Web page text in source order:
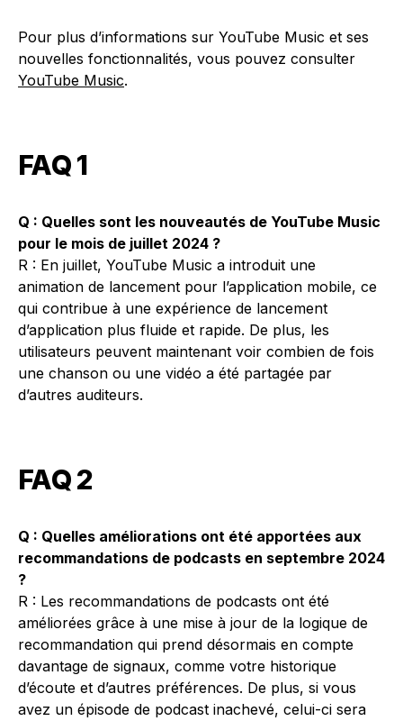
Pour plus d’informations sur YouTube Music et ses
nouvelles fonctionnalités, vous pouvez consulter
YouTube Music.
FAQ 1
Q : Quelles sont les nouveautés de YouTube Music
pour le mois de juillet 2024 ?
R : En juillet, YouTube Music a introduit une
animation de lancement pour l’application mobile, ce
qui contribue à une expérience de lancement
d’application plus fluide et rapide. De plus, les
utilisateurs peuvent maintenant voir combien de fois
une chanson ou une vidéo a été partagée par
d’autres auditeurs.
FAQ 2
Q : Quelles améliorations ont été apportées aux
recommandations de podcasts en septembre 2024
?
R : Les recommandations de podcasts ont été
améliorées grâce à une mise à jour de la logique de
recommandation qui prend désormais en compte
davantage de signaux, comme votre historique
d’écoute et d’autres préférences. De plus, si vous
avez un épisode de podcast inachevé, celui-ci sera